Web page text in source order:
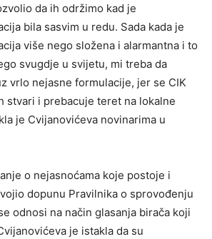
da ih održimo kad je
bila sasvim u redu. Sada kada je
više nego složena i alarmantna i to
svugdje u svijetu, mi treba da
vrlo nejasne formulacije, jer se CIK
stvari i prebacuje teret na lokalne
je Cvijanovićeva novinarima u
o nejasnoćama koje postoje i
dopunu Pravilnika o sprovođenju
odnosi na način glasanja birača koji
je istakla da su